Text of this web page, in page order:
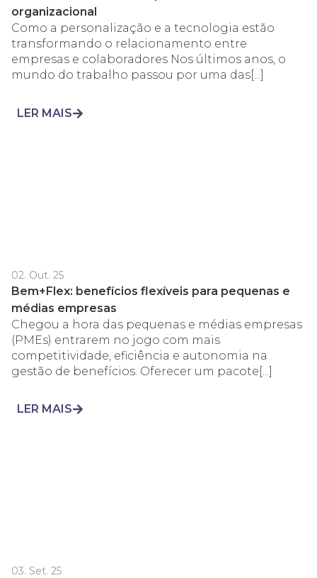
organizacional
Como a personalização e a tecnologia estão
transformando o relacionamento entre
empresas e colaboradores Nos últimos anos, o
mundo do trabalho passou por uma das[...]
LER MAIS
02. Out. 25
Bem+Flex: benefícios flexíveis para pequenas e
médias empresas
Chegou a hora das pequenas e médias empresas
(PMEs) entrarem no jogo com mais
competitividade, eficiência e autonomia na
gestão de benefícios. Oferecer um pacote[...]
LER MAIS
03. Set. 25